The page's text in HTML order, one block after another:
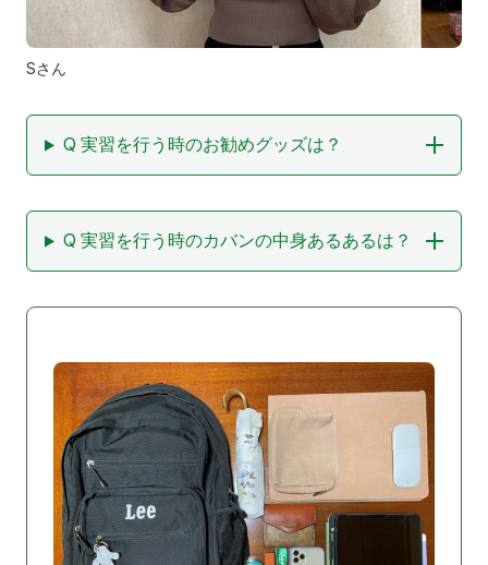
Sさん
Q 実習を行う時のお勧めグッズは？
Q 実習を行う時のカバンの中身あるあるは？